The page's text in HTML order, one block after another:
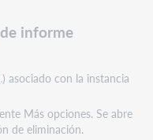
informe
) asociado con la instancia
Más opciones. Se abre
de eliminación.